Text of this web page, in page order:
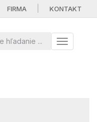
FIRMA KONTAKT
Toggle